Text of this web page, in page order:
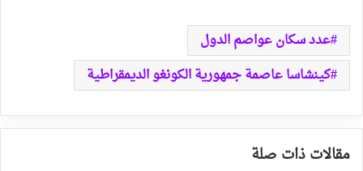
عدد سكان عواصم الدول
كينشاسا عاصمة جمهورية الكونغو الديمقراطية
مقالات ذات صلة